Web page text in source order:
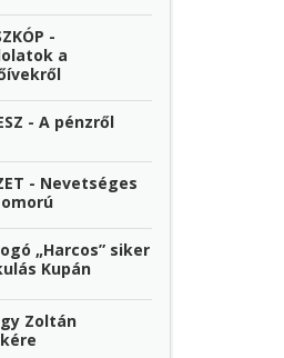
-
a
- A pénzről
- Nevetséges
„Harcos” siker
Kupán
Zoltán